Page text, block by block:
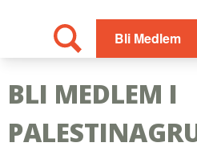
Bli Medlem
BLI MEDLEM I